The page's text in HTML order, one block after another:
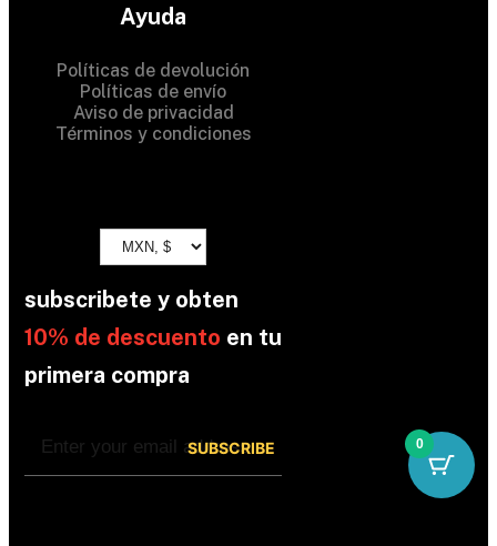
Ayuda
Políticas de devolución
Políticas de envío
Aviso de privacidad
Términos y condiciones
subscribete y obten
10% de descuento en tu
primera compra
0